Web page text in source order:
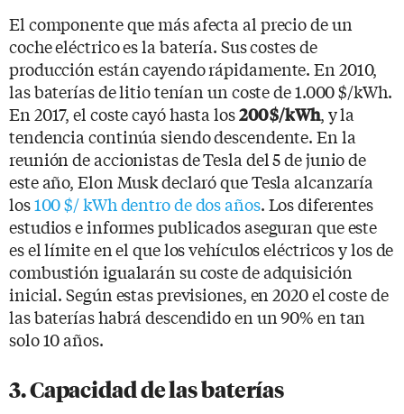
El componente que más afecta al precio de un
coche eléctrico es la batería. Sus costes de
producción están cayendo rápidamente. En 2010,
las baterías de litio tenían un coste de 1.000 $/kWh.
En 2017, el coste cayó hasta los200 $/kWh, y la
tendencia continúa siendo descendente. En la
reunión de accionistas de Tesla del 5 de junio de
este año, Elon Musk declaró que Tesla alcanzaría
los100 $/ kWh dentro de dos años. Los diferentes
estudios e informes publicados aseguran que este
es el límite en el que los vehículos eléctricos y los de
combustión igualarán su coste de adquisición
inicial. Según estas previsiones, en 2020 el coste de
las baterías habrá descendido en un 90% en tan
solo 10 años.
3. Capacidad de las baterías